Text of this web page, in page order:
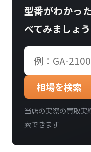
型番がわかっ
べてみましょう
相場を検索
当店の実際の買取実
索できます